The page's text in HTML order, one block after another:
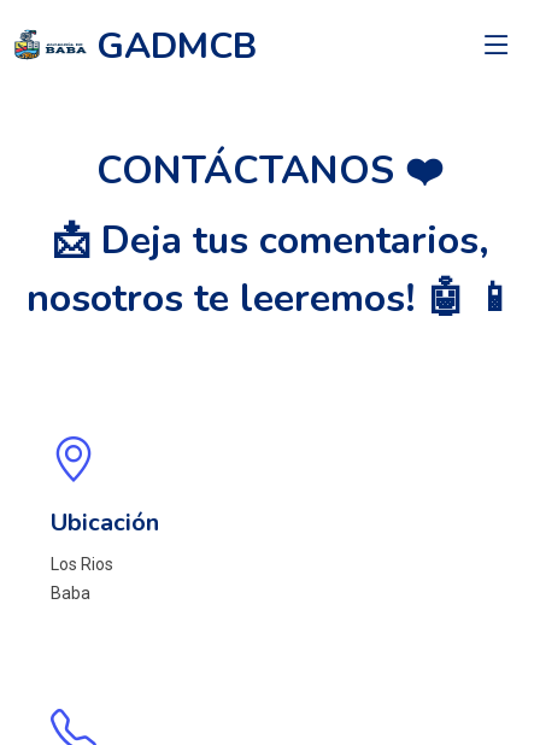
GADMCB
CONTÁCTANOS ❤️
📩 Deja tus comentarios,
nosotros te leeremos! 🤖 📱
Ubicación
Los Rios
Baba